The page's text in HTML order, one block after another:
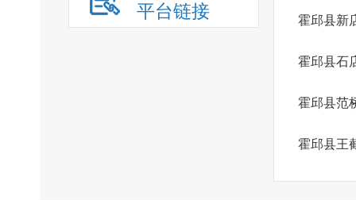
平台链接
霍邱县新
霍邱县石
霍邱县范
霍邱县王